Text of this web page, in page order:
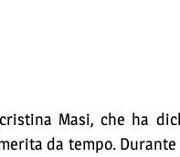
Masi, che ha
da tempo.